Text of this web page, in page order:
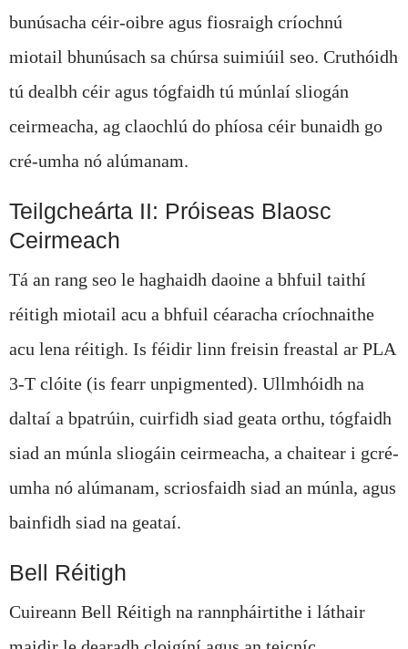
bunúsacha céir-oibre agus fiosraigh críochnú
miotail bhunúsach sa chúrsa suimiúil seo. Cruthóidh
tú dealbh céir agus tógfaidh tú múnlaí sliogán
ceirmeacha, ag claochlú do phíosa céir bunaidh go
cré-umha nó alúmanam.
Teilgcheárta II: Próiseas Blaosc
Ceirmeach
Tá an rang seo le haghaidh daoine a bhfuil taithí
réitigh miotail acu a bhfuil céaracha críochnaithe
acu lena réitigh. Is féidir linn freisin freastal ar PLA
3-T clóite (is fearr unpigmented). Ullmhóidh na
daltaí a bpatrúin, cuirfidh siad geata orthu, tógfaidh
siad an múnla sliogáin ceirmeacha, a chaitear i gcré-
umha nó alúmanam, scriosfaidh siad an múnla, agus
bainfidh siad na geataí.
Bell Réitigh
Cuireann Bell Réitigh na rannpháirtithe i láthair